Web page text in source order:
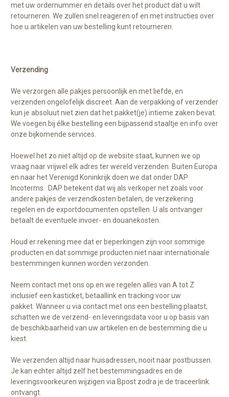
met uw ordernummer en details over het product dat u wilt
retourneren. We zullen snel reageren of en met instructies over
hoe u artikelen van uw bestelling kunt retourneren.
Verzending
We verzorgen alle pakjes persoonlijk en met liefde, en
verzenden ongelofelijk discreet. Aan de verpakking of verzender
kun je absoluut niet zien dat het pakket(je) intieme zaken bevat.
We voegen bij élke bestelling een bijpassend staaltje en info over
onze bijkomende services.
Hoewel het zo niet altijd op de website staat, kunnen we op
vraag naar vrijwel elk adres ter wereld verzenden. Buiten Europa
en naar het Verenigd Koninkrijk doen we dat onder DAP
Incoterms.
DAP betekent dat wij als verkoper net zoals voor
andere pakjes de verzendkosten betalen, de verzekering
regelen en de exportdocumenten opstellen. U als ontvanger
betaalt de eventuele invoer- en douanekosten.
Houd er rekening mee dat er beperkingen zijn voor sommige
producten en dat sommige producten niet naar internationale
bestemmingen kunnen worden verzonden.
Neem contact met ons op en we regelen alles van A tot Z
inclusief een kasticket, betaallink en tracking voor uw
pakket. Wanneer u via contact met ons een bestelling plaatst,
schatten we de verzend- en leveringsdata voor u op basis van
de beschikbaarheid van uw artikelen en de bestemming die u
kiest.
We verzenden altijd naar huisadressen, nooit naar postbussen.
Je kan echter altijd zelf het bestemmingsadres en de
leveringsvoorkeuren wijzigen via Bpost zodra je de traceerlink
ontvangt.